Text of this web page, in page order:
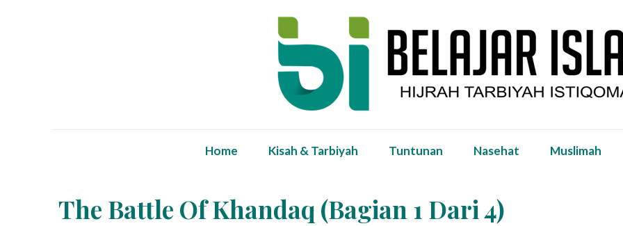
Home Kisah & Tarbiyah Tuntunan Nasehat Muslimah
The Battle Of Khandaq (Bagian 1 Dari 4)